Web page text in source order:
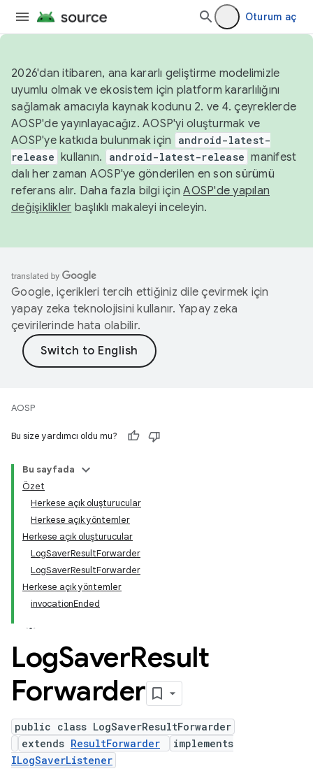
Oturum aç
2026'dan itibaren, ana kararlı geliştirme modelimizle
uyumlu olmak ve ekosistem için platform kararlılığını
sağlamak amacıyla kaynak kodunu 2. ve 4. çeyreklerde
AOSP'de yayınlayacağız. AOSP'yi oluşturmak ve
AOSP'ye katkıda bulunmak için
android-latest-
release kullanın. android-latest-release manifest
dalı her zaman AOSP'ye gönderilen en son sürümü
referans alır. Daha fazla bilgi içinAOSP'de yapılan
değişiklikler başlıklı makaleyi inceleyin.
Google, içerikleri tercih ettiğiniz dile çevirmek için
yapay zeka teknolojisini kullanır. Yapay zeka
çevirilerinde hata olabilir.
AOSP
Bu size yardımcı oldu mu?
Bu sayfada
Özet
Herkese açık oluşturucular
Herkese açık yöntemler
Herkese açık oluşturucular
LogSaverResultForwarder
LogSaverResultForwarder
Herkese açık yöntemler
invocationEnded
LogSaverResult
Forwarder
public class LogSaverResultForwarder
extends ResultForwarder
implements
ILogSaverListener